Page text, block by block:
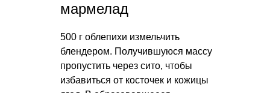
мармелад
500 г облепихи измельчить
блендером. Получившуюся массу
пропустить через сито, чтобы
избавиться от косточек и кожицы